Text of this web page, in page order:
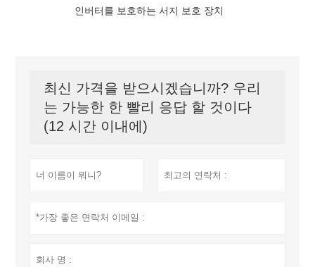
인버터를 보호하는 서지 보호 장치
최신 가격을 받으시겠습니까? 우리
는 가능한 한 빨리 응답 할 것이다
(12 시간 이내에)